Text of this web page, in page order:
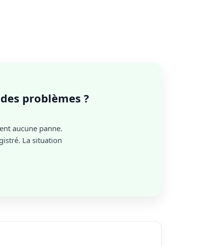
problèmes ?
aucune panne.
La situation